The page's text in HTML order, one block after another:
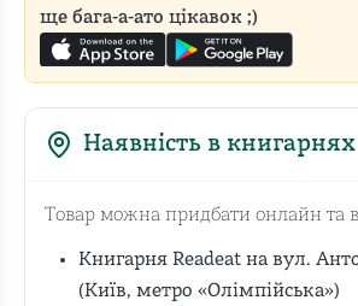
ще бага-а-ато цікавок ;)
Наявність в книгарнях
Товар можна придбати онлайн та
Книгарня Readeat на вул.
(Київ, метро «Олімпійська»)